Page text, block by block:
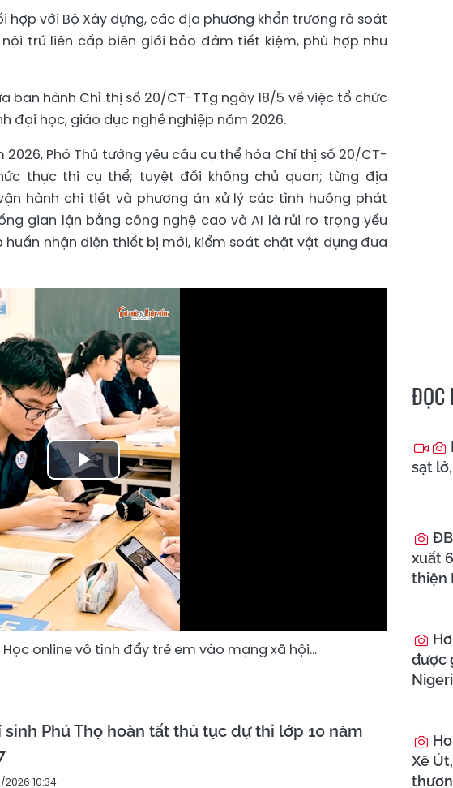
hợp với Bộ Xây dựng, các địa phương khẩn trương rà soát
trú liên cấp biên giới bảo đảm tiết kiệm, phù hợp nhu
ban hành Chỉ thị số 20/CT-TTg ngày 18/5 về việc tổ chức
đại học, giáo dục nghề nghiệp năm 2026.
2026, Phó Thủ tướng yêu cầu cụ thể hóa Chỉ thị số 20/CT-
thực thi cụ thể; tuyệt đối không chủ quan; từng địa
hành chi tiết và phương án xử lý các tình huống phát
gian lận bằng công nghệ cao và AI là rủi ro trọng yếu
nhận diện thiết bị mới, kiểm soát chặt vật dụng đưa
Play
Video
online vô tình đẩy trẻ em vào mạng xã hội...
sinh Phú Thọ hoàn tất thủ tục dự thi lớp 10 năm
2026 10:34
ĐỌC
sạt
xuất
thiện
được
Xê